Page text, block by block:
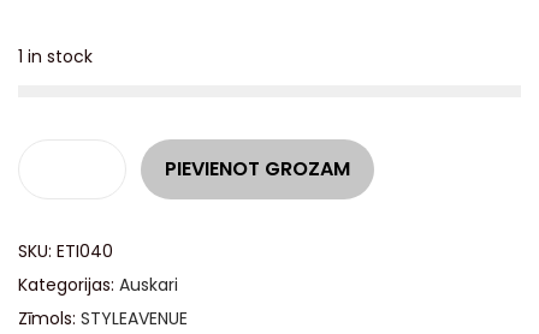
1 in stock
PIEVIENOT GROZAM
SKU: ETI040
Kategorijas: Auskari
Zīmols: STYLEAVENUE